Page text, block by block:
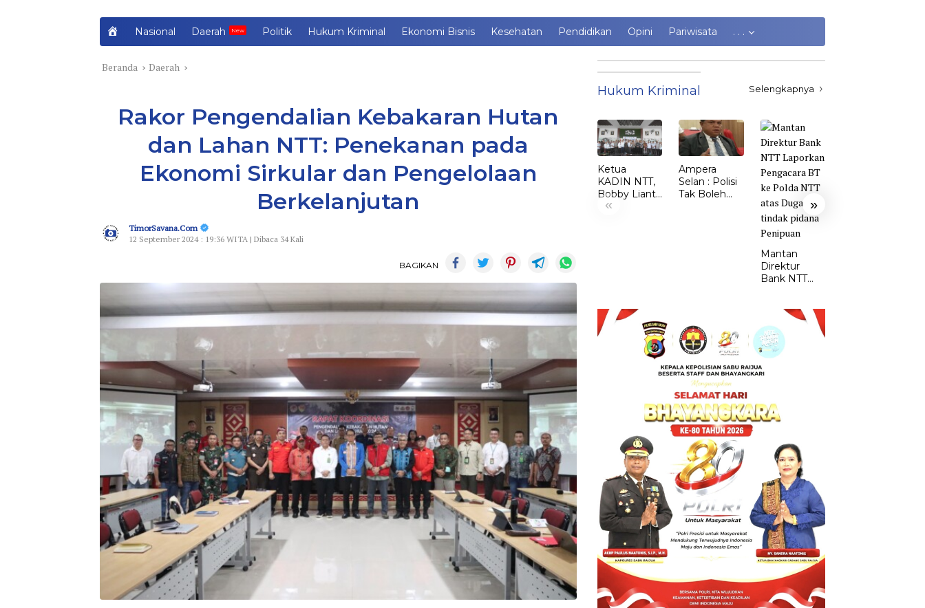
o
e
Nasional Daerah Politik Hukum Kriminal Ekonomi Bisnis Kesehatan Pendidikan Opini Pariwisata . . .
Beranda Daerah
Rakor Pengendalian Kebakaran Hutan
dan Lahan NTT: Penekanan pada
Ekonomi Sirkular dan Pengelolaan
Berkelanjutan
TimorSavana.Com
12 September 2024 : 19:36 WITA | Dibaca 34 Kali
BAGIKAN
Hukum Kriminal Selengkapnya
« »
Ketua
KADIN NTT,
Bobby Lianto
Lantik dr.
Ampera
Selan : Polisi
Tak Boleh
Mantan
Direktur
Bank NTT
NTT atas
Dugaan
tindak pidana
Penipuan